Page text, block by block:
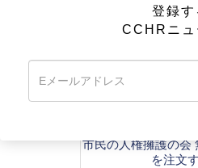
精神保健の分野に人権
市民の人権擁護の会
を注文
登録す
CCHRニュ